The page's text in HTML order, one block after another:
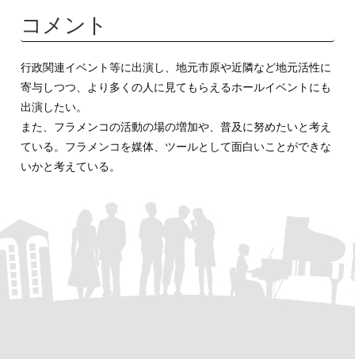
コメント
行政関連イベント等に出演し、地元市原や近隣など地元活性に
寄与しつつ、より多くの人に見てもらえるホールイベントにも
出演したい。
また、フラメンコの活動の場の増加や、普及に努めたいと考え
ている。フラメンコを媒体、ツールとして面白いことができな
いかと考えている。